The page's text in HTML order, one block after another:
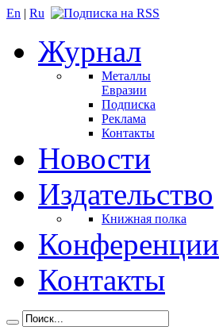
En | Ru
Журнал
Металлы
Евразии
Подписка
Реклама
Контакты
Новости
Издательство
Книжная полка
Конференции
Контакты